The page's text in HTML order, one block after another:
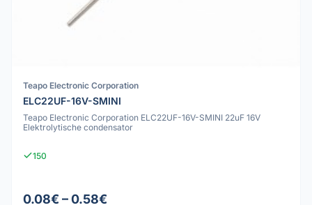
Teapo Electronic Corporation
ELC22UF-16V-SMINI
Teapo Electronic Corporation ELC22UF-16V-SMINI 22uF 16V
Elektrolytische condensator
150
0.08€ – 0.58€